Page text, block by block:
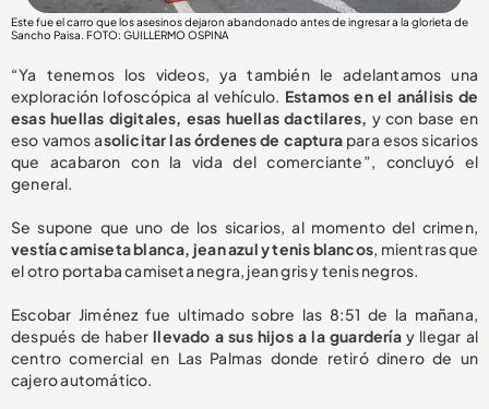
Este fue el carro que los asesinos dejaron abandonado antes de ingresar a la glorieta de
Sancho Paisa. FOTO: GUILLERMO OSPINA
“Ya tenemos los videos, ya también le adelantamos una
exploración lofoscópica al vehículo. Estamos en el análisis de
esas huellas digitales, esas huellas dactilares, y con base en
eso vamos asolicitar las órdenes de captura para esos sicarios
que acabaron con la vida del comerciante”, concluyó el
general.
Se supone que uno de los sicarios, al momento del crimen,
vestía camiseta blanca, jean azul y tenis blancos, mientras que
el otro portaba camiseta negra, jean gris y tenis negros.
Escobar Jiménez fue ultimado sobre las 8:51 de la mañana,
después de haberllevado a sus hijos a la guarderíay llegar al
centro comercial en Las Palmas donde retiró dinero de un
cajero automático.